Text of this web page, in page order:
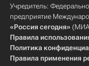
Учредитель:
предприятие
«Россия сегодня» (МИА
Правила
Политика
Правила применения